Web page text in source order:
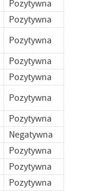
Pozytywna
Pozytywna
Pozytywna
Pozytywna
Pozytywna
Pozytywna
Pozytywna
Negatywna
Pozytywna
Pozytywna
Pozytywna